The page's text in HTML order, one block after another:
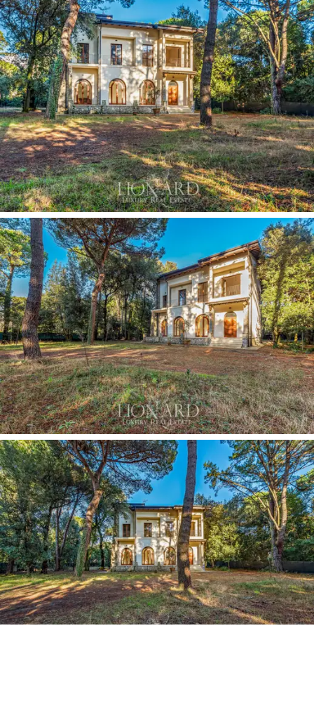
Lavilla de lujoenventa enMarina di Massase
completa con la posibilidad de realizar dentro del
parque una piscina con la modalidad de nado contra la
corriente y una piscina con jacuzzi con zona solarium
conectada a la zona wellness interna de la villa.